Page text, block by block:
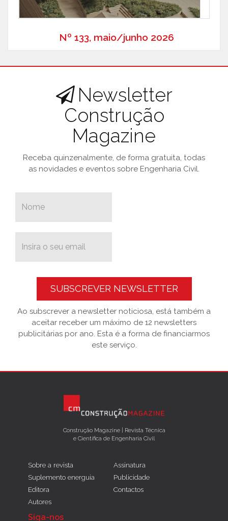
Nº 133, maio/junho 2026
Newsletter
Construção
Magazine
Receba quinzenalmente, de forma gratuita, todas
as novidades e eventos sobre Engenharia Civil.
SUBSCREVER NEWSLETTER
Ao subscrever a newsletter noticiosa, está também a
aceitar receber um máximo de 12 newsletters
publicitárias por ano. Esta é a forma de financiarmos
este serviço.
Construção Magazine | Revista Técnica
e Científica de Engenharia Civil
Sobre a revista
Suplemento energuia
Editora
Autores
Assinatura
Publicidade
Contactos
Siga-nos